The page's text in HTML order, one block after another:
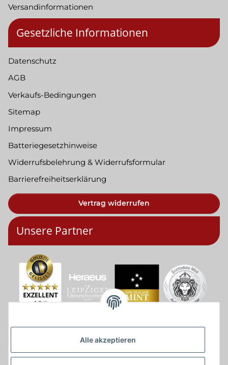
Alle akzeptieren
Versandinformationen
Gesetzliche Informationen
Datenschutz
AGB
Verkaufs-Bedingungen
Sitemap
Impressum
Batteriegesetzhinweise
Widerrufsbelehrung & Widerrufsformular
Barrierefreiheitserklärung
Vertrag widerrufen
Unsere Partner